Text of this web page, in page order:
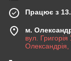
Працює з
м.
вул.
Олександрія,